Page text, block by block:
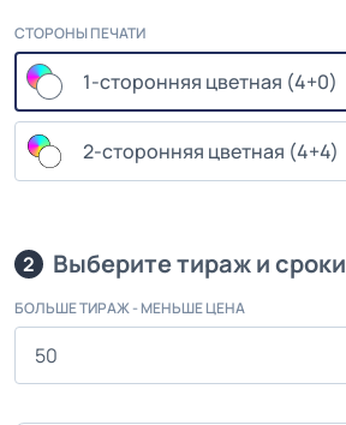
СТОРОНЫ ПЕЧАТИ
1-сторонняя цветная (4+0)
2-сторонняя цветная (4+4)
2 Выберите тираж и сроки
БОЛЬШЕ ТИРАЖ - МЕНЬШЕ ЦЕНА